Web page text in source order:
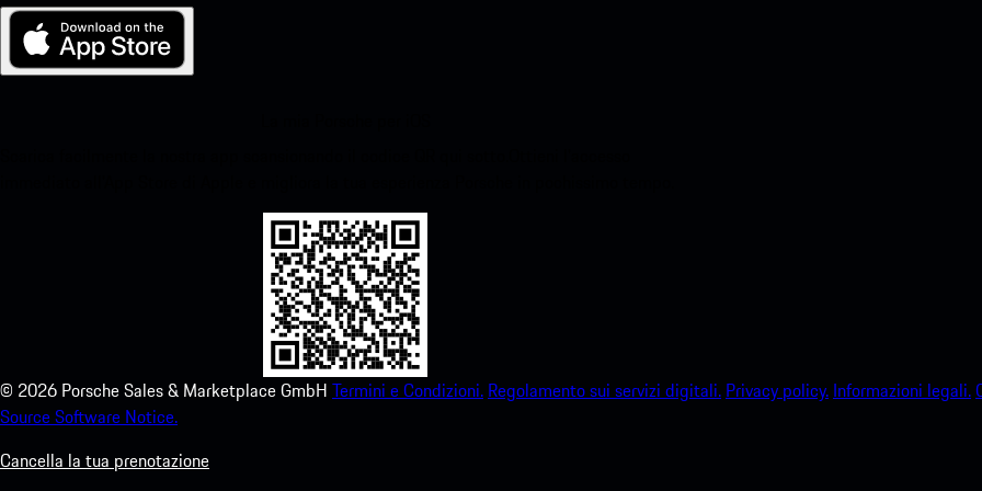
© 2026 Porsche Sales & Marketplace GmbH Termini e Condizioni. Regolamento sui servizi digitali. Privacy policy. Informazioni legali.
Source Software Notice.
Cancella la tua prenotazione